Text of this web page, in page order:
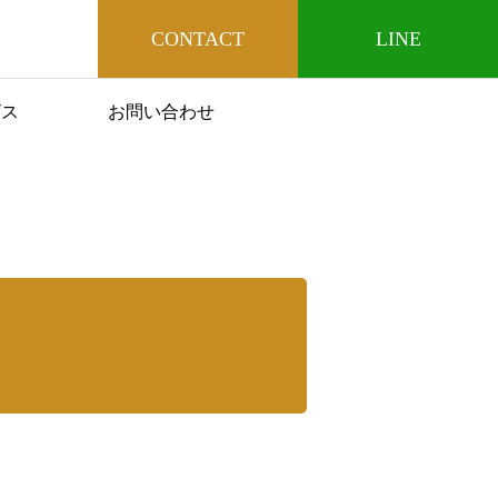
CONTACT LINE
お問い合わせ